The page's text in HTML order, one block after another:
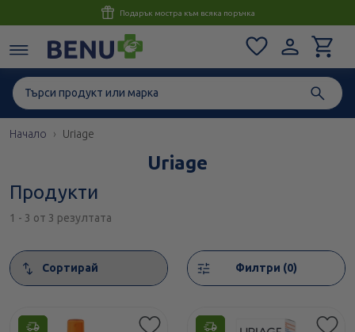
Консултация с магистър-фармацевт до 1 час
Начало Uriage
Uriage
Продукти
1 - 3 от 3 резултата
Сортирай
Филтри (0)
Етикети Етикети